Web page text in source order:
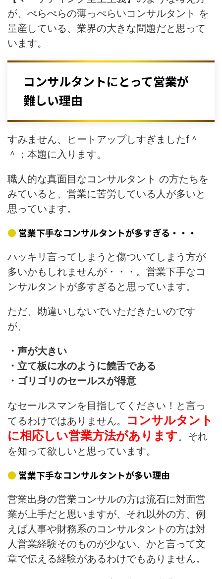
が、ぺらぺらの薄っぺらいコンサルタント を
量産している、業界の大きな問題だと思って
います。
コンサルタントにとって営業が
難しい理由
すみません、ヒートアップしすぎましたf＾
＾；本題に入ります。
職人的な真面目なコンサルタント の方たちを
みていると、営業に苦労している人が多いと
思っています。
営業下手なコンサルタントが多すぎる・・・
ハッキリ言ってしまうと傷ついてしまう方が
多いかもしれませんが・・・。営業下手なコ
ンサルタントが多すぎると思っています。
ただ、勘違いしないでいただきたいのです
が、
・声が大きい
・立て板に水のように饒舌である
・ゴリゴリのセールスが得意
なセールスマンを目指してください！と言っ
てるわけではありません。
コンサルタント
に相応しい営業方法があります。それ
を知って欲しいと思っています。
営業下手なコンサルタントが多い理由
営業出身の営業コンサルの方は流石に対面営
業が上手だと思いますが、それ以外の方、例
えば人事や財務系のコンサルタントの方は対
人営業経験そのものが少ない、かと言って文
章で伝える経験があるわけでもありません。